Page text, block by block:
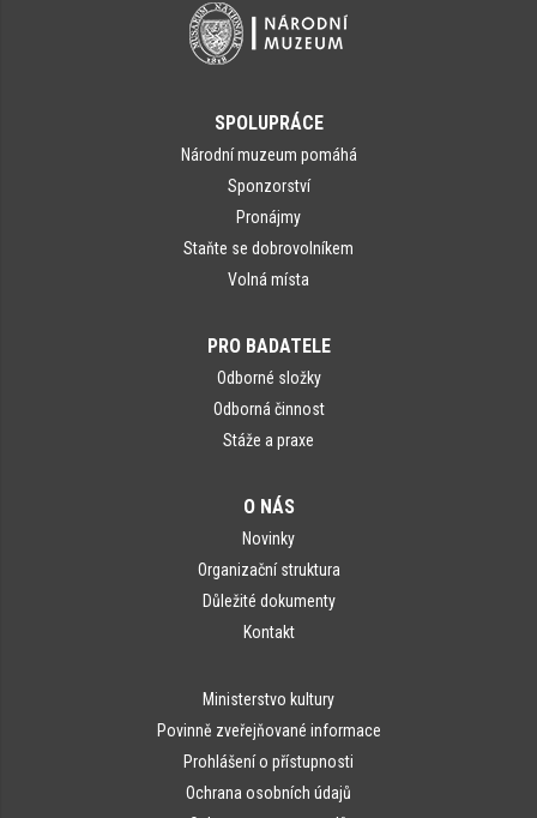
SPOLUPRÁCE
Národní muzeum pomáhá
Sponzorství
Pronájmy
Staňte se dobrovolníkem
Volná místa
PRO BADATELE
Odborné složky
Odborná činnost
Stáže a praxe
O NÁS
Novinky
Organizační struktura
Důležité dokumenty
Kontakt
Ministerstvo kultury
Povinně zveřejňované informace
Prohlášení o přístupnosti
Ochrana osobních údajů